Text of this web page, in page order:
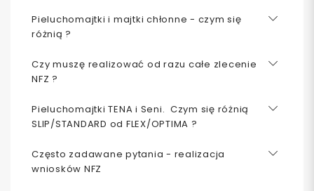
Pieluchomajtki i majtki chłonne - czym się
różnią ?
Czy muszę realizować od razu całe zlecenie
NFZ ?
Pieluchomajtki TENA i Seni. Czym się różnią
SLIP/STANDARD od FLEX/OPTIMA ?
Często zadawane pytania - realizacja
wniosków NFZ